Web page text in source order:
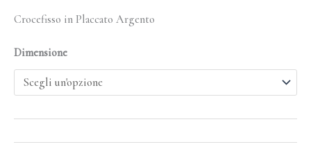
Crocefisso in Placcato Argento
Dimensione